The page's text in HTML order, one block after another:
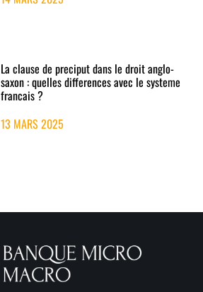
La clause de preciput dans le droit anglo-
saxon : quelles differences avec le systeme
francais ?
13 MARS 2025